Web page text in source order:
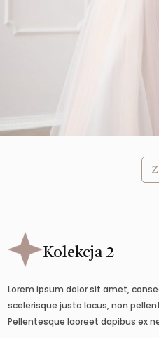
Kolekcja 2
Lorem ipsum dolor sit amet,
scelerisque justo lacus, non
Pellentesque laoreet dapibus ex